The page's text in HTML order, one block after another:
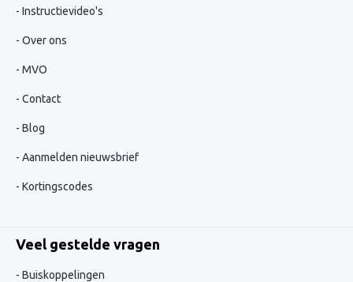
Instructievideo's
Over ons
MVO
Contact
Blog
Aanmelden nieuwsbrief
Kortingscodes
Veel gestelde vragen
Buiskoppelingen